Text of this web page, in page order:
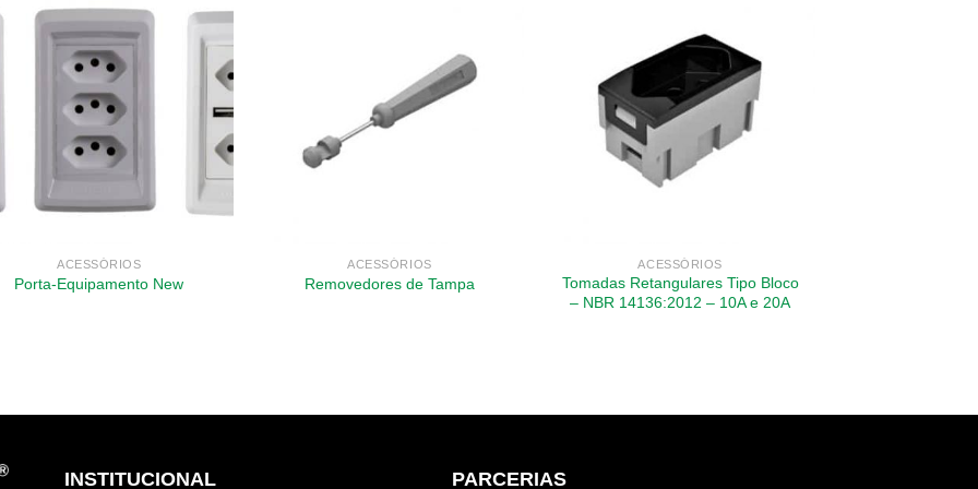
ACESSÓRIOS
Porta-Equipamento New
ACESSÓRIOS
Removedores de Tampa
ACESSÓRIOS
Tomadas Retangulares Tipo Bloco
– NBR 14136:2012 – 10A e 20A
INSTITUCIONAL PARCERIAS